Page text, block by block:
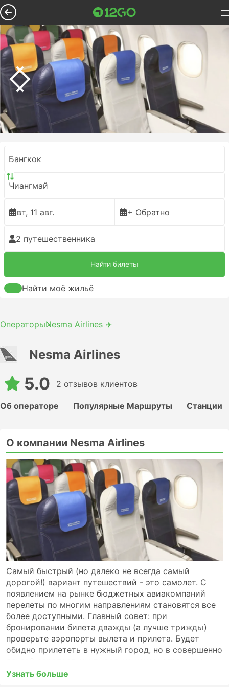
Бангкок
Чиангмай
вт, 11 авг. + Обратно
2 путешественника
Найти билеты
Найти моё жильё
ОператорыNesma Airlines ✈️
Nesma Airlines
5.0 2 отзывов клиентов
Об операторе Популярные Маршруты Станции
О компании Nesma Airlines
Самый быстрый (но далеко не всегда самый
дорогой!) вариант путешествий - это самолет. С
появлением на рынке бюджетных авиакомпаний
перелеты по многим направлениям становятся все
более доступными. Главный совет: при
бронировании билета дважды (а лучше трижды)
проверьте аэропорты вылета и прилета. Будет
обидно прилететь в нужный город, но в совершенно
расстоянии они могут друг от друга находиться.
Узнать больше